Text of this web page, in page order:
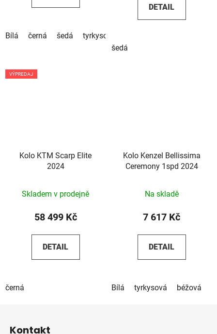
Bílá černá šedá tyrkysová
DETAIL
šedá
VÝPREDAJ
Kolo KTM Scarp Elite
2024
Skladem v prodejně
58 499 Kč
DETAIL
černá
Kolo Kenzel Bellissima
Ceremony 1spd 2024
Na skladě
7 617 Kč
DETAIL
Bílá tyrkysová béžová
Kontakt